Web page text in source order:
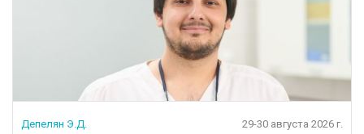
Депелян Э.Д. 29-30 августа 2026 г.